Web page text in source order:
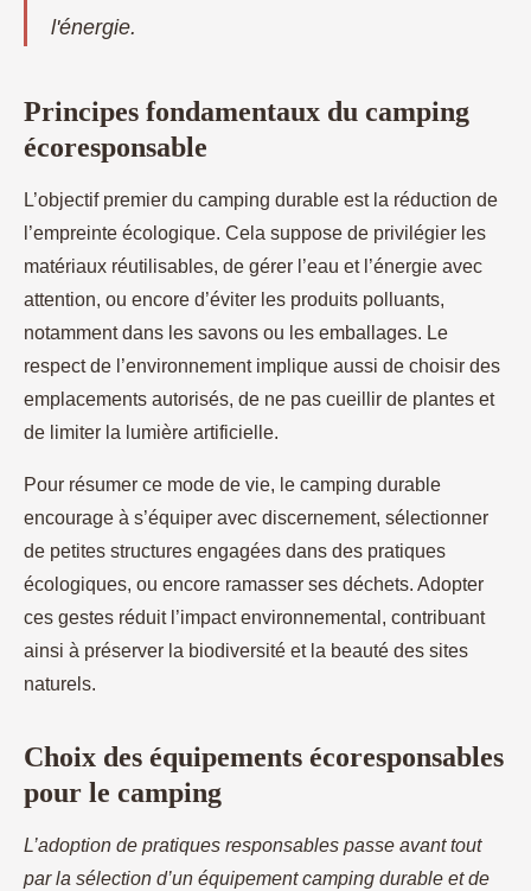
l'énergie.
Principes fondamentaux du camping
écoresponsable
L’objectif premier du camping durable est la réduction de
l’empreinte écologique. Cela suppose de privilégier les
matériaux réutilisables, de gérer l’eau et l’énergie avec
attention, ou encore d’éviter les produits polluants,
notamment dans les savons ou les emballages. Le
respect de l’environnement implique aussi de choisir des
emplacements autorisés, de ne pas cueillir de plantes et
de limiter la lumière artificielle.
Pour résumer ce mode de vie, le camping durable
encourage à s’équiper avec discernement, sélectionner
de petites structures engagées dans des pratiques
écologiques, ou encore ramasser ses déchets. Adopter
ces gestes réduit l’impact environnemental, contribuant
ainsi à préserver la biodiversité et la beauté des sites
naturels.
Choix des équipements écoresponsables
pour le camping
L’adoption de pratiques responsables passe avant tout
par la sélection d’un équipement camping durable et de